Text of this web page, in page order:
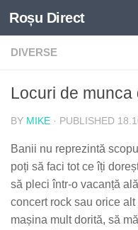
Skip to content
Roșu Direct
DIVERSE
Locuri de munca
BY MIKE · PUBLISHED
Banii nu reprezintă
poți să faci tot ce îți
să pleci într-o vacanță
concert rock sau orice
mașina mult dorită, să